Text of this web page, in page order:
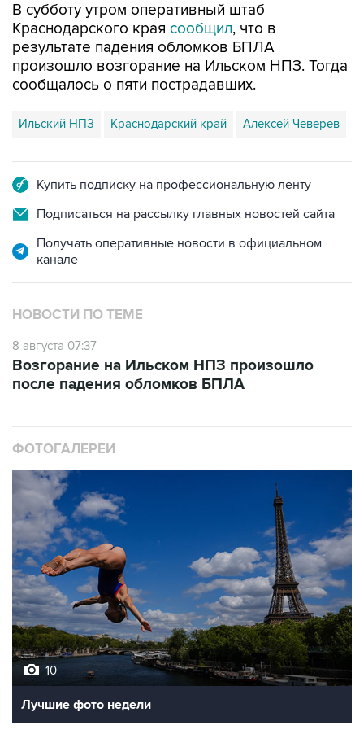
В субботу утром оперативный штаб
Краснодарского края сообщил, что в
результате падения обломков БПЛА
произошло возгорание на Ильском НПЗ. Тогда
сообщалось о пяти пострадавших.
Ильский НПЗ Краснодарский край Алексей Чеверев
Купить подписку на профессиональную ленту
Подписаться на рассылку главных новостей сайта
Получать оперативные новости в официальном
канале
НОВОСТИ ПО ТЕМЕ
8 августа 07:37
Возгорание на Ильском НПЗ произошло
после падения обломков БПЛА
ФОТОГАЛЕРЕИ
10
Лучшие фото недели